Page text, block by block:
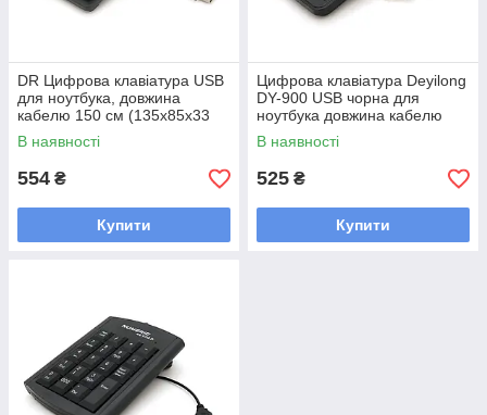
DR Цифрова клавіатура USB
для ноутбука, довжина
кабелю 150 см (135х85х33
мм) Black, 19к, Box
В наявності
554 ₴
Купити
Цифрова клавіатура Deyilong
DY-900 USB чорна для
ноутбука довжина кабелю
130 см упаковка коробка
В наявності
525 ₴
Купити